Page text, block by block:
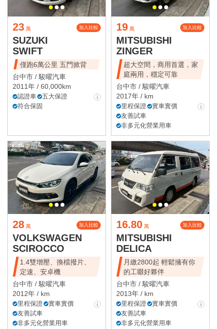
23 萬 加入比較
SUZUKI
SWIFT
僅跑6萬公里 五門掀背
台中市 /駿曜汽車
2011年 / 60,000km
認證車
五大保證
符合保固
19 萬 加入比較
MITSUBISHI
ZINGER
超大空間，商用首選，家
庭兩用，穩定可靠
台中市 /駿曜汽車
2017年 / km
里程保證
實車實價
友善試車
非多元化營業用車
28 萬 加入比較
VOLKSWAGEN
SCIROCCO
1.4雙增壓、換檔撥片、
定速、安卓機
台中市 /駿曜汽車
2012年 / km
里程保證
實車實價
友善試車
非多元化營業用車
16.80 萬 加入比較
MITSUBISHI
DELICA
月繳2800起 輕鬆擁有你
的工啜好夥伴
台中市 /駿曜汽車
2013年 / km
里程保證
實車實價
友善試車
非多元化營業用車